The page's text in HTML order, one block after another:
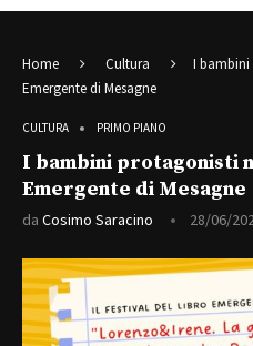
Home Cultura
I bambini
Emergente di Mesagne
CULTURA PRIMO PIANO
I bambini protagonisti
Emergente di Mesagne
da Cosimo Saracino 28/06/